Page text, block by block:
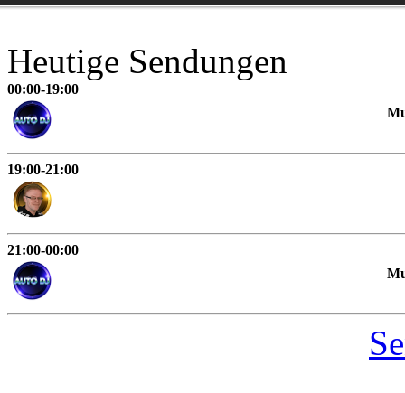
Heutige Sendungen
00:00-19:00
19:00-21:00
21:00-00:00